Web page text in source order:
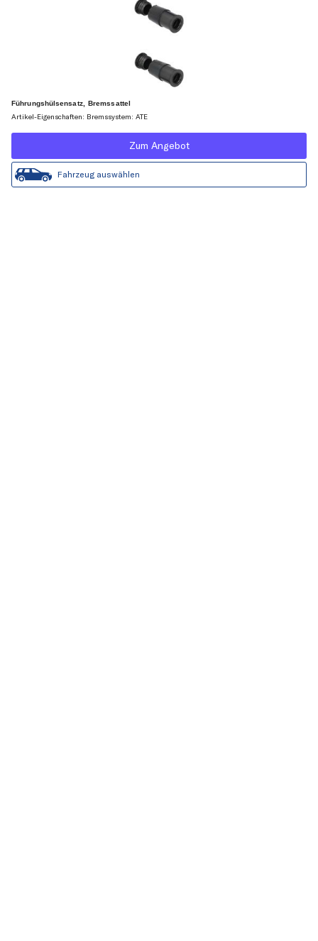
Führungshülsensatz, Bremssattel
Artikel-Eigenschaften: Bremssystem: ATE
Zum Angebot
Fahrzeug auswählen